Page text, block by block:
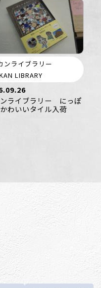
ンライブラリー
LIBRARY
ライブラリー にっぽ
わいいタイル入荷